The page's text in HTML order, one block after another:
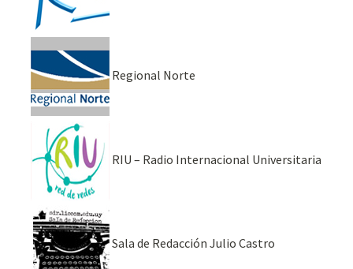
Regional Norte
RIU – Radio Internacional Universitaria
Sala de Redacción Julio Castro